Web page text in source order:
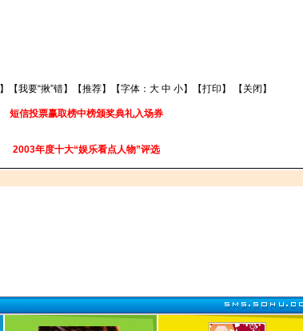
】【我要“揪”错】【推荐】【字体： 大 中 小】【打印 】 【 关闭 】
短信投票赢取榜中榜颁奖典礼入场券
2003年度十大“娱乐看点人物”评选